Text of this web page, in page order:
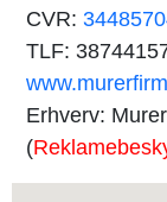
CVR:
TLF:
Erhverv:
(